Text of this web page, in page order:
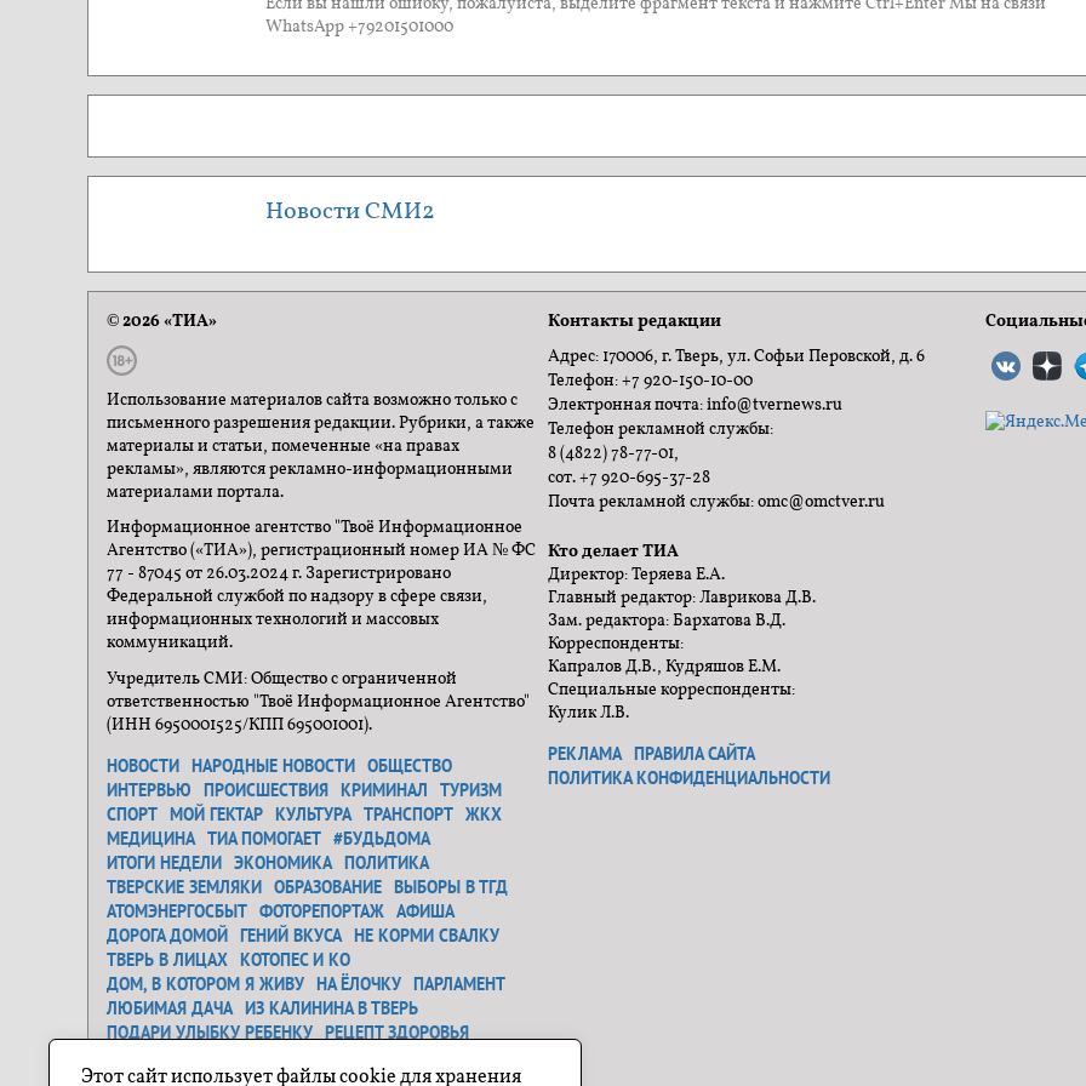
WhatsApp +79201501000
Новости СМИ2
© 2026 «ТИА»
Использование материалов сайта возможно только с
письменного разрешения редакции. Рубрики, а также
материалы и статьи, помеченные «на правах
рекламы», являются рекламно-информационными
материалами портала.
Информационное агентство "Твоё Информационное
Агентство («ТИА»), регистрационный номер ИА № ФС
77 - 87045 от 26.03.2024 г. Зарегистрировано
Федеральной службой по надзору в сфере связи,
информационных технологий и массовых
коммуникаций.
Учредитель СМИ: Общество с ограниченной
ответственностью "Твоё Информационное Агентство"
(ИНН 6950001525/КПП 695001001).
НОВОСТИ НАРОДНЫЕ НОВОСТИ ОБЩЕСТВО
ИНТЕРВЬЮ
ПРОИСШЕСТВИЯ КРИМИНАЛ
ТУРИЗМ
СПОРТ МОЙ ГЕКТАР КУЛЬТУРА ТРАНСПОРТ ЖКХ
МЕДИЦИНА ТИА ПОМОГАЕТ #БУДЬДОМА
ИТОГИ НЕДЕЛИ ЭКОНОМИКА ПОЛИТИКА
ТВЕРСКИЕ ЗЕМЛЯКИ ОБРАЗОВАНИЕ ВЫБОРЫ В ТГД
АТОМЭНЕРГОСБЫТ ФОТОРЕПОРТАЖ АФИША
ДОРОГА ДОМОЙ ГЕНИЙ ВКУСА НЕ КОРМИ СВАЛКУ
ТВЕРЬ В ЛИЦАХ КОТОПЕС И КО
ДОМ, В КОТОРОМ Я ЖИВУ НА ЁЛОЧКУ ПАРЛАМЕНТ
ЛЮБИМАЯ ДАЧА ИЗ КАЛИНИНА В ТВЕРЬ
ПОДАРИ УЛЫБКУ РЕБЕНКУ РЕЦЕПТ ЗДОРОВЬЯ
САМОЕ ТРОГАТЕЛЬНОЕ ФОТО ГЕНЕРАЛЬНАЯ УБОРКА
Контакты редакции
Адрес: 170006, г. Тверь, ул. Софьи Перовской, д. 6
Телефон: +7 920-150-10-00
Электронная почта: info@tvernews.ru
Телефон рекламной службы:
8 (4822) 78-77-01,
сот. +7 920-695-37-28
Почта рекламной службы: omc@omctver.ru
Кто делает ТИА
Директор: Теряева Е.А.
Главный редактор: Лаврикова Д.В.
Зам. редактора: Бархатова В.Д.
Корреспонденты:
Капралов Д.В., Кудряшов Е.М.
Специальные корреспонденты:
Кулик Л.В.
РЕКЛАМА ПРАВИЛА САЙТА
ПОЛИТИКА КОНФИДЕНЦИАЛЬНОСТИ
Этот сайт использует файлы cookie для хранения